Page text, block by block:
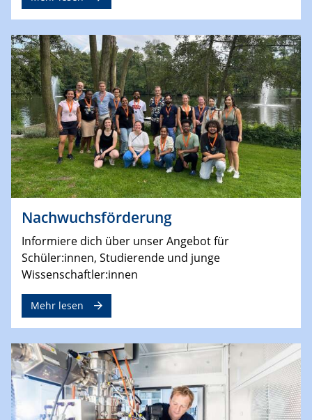
Nachwuchsförderung
Informiere dich über unser Angebot für
Schüler:innen, Studierende und junge
Wissenschaftler:innen
Mehr lesen